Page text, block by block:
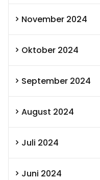
November 2024
Oktober 2024
September 2024
August 2024
Juli 2024
Juni 2024